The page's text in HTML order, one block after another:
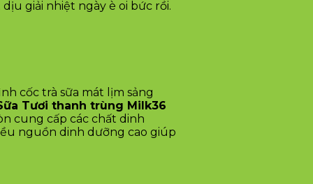
giải nhiệt ngày è oi bức rồi.
cốc trà sữa mát lịm sảng
Tươi thanh trùng Milk36
cung cấp các chất dinh
nguồn dinh dưỡng cao giúp